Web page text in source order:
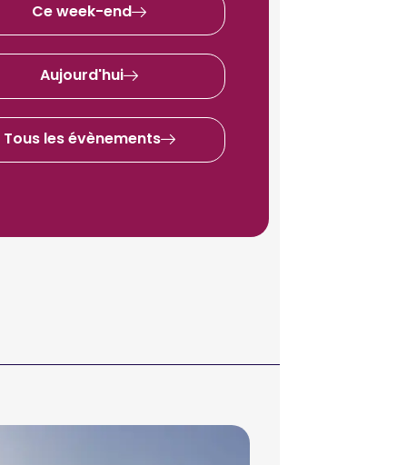
Ce week-end
Aujourd'hui
Tous les évènements